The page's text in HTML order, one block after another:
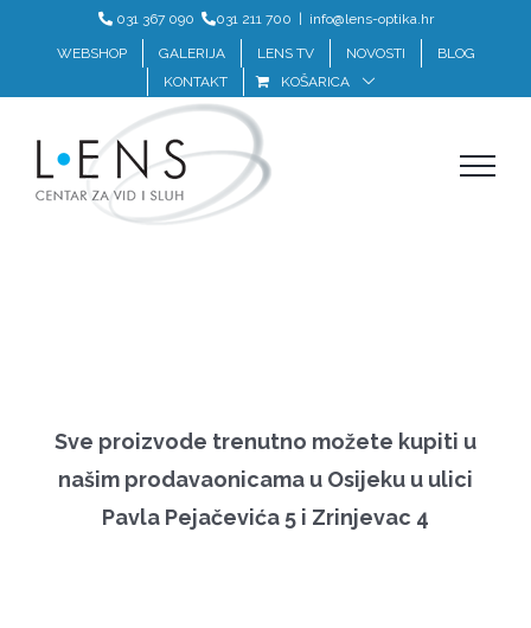
content
031 367 090 031 211 700 info@lens-optika.hr
WEBSHOP GALERIJA LENS TV NOVOSTI
BLOG
KONTAKT
KOŠARICA
Sve proizvode trenutno možete kupiti u
našim prodavaonicama u Osijeku u ulici
Pavla Pejačevića 5 i Zrinjevac 4